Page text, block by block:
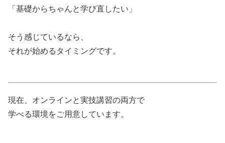
「基礎からちゃんと学び直したい」
そう感じているなら、
それが始めるタイミングです。
現在、オンラインと実技講習の両方で
学べる環境をご用意しています。